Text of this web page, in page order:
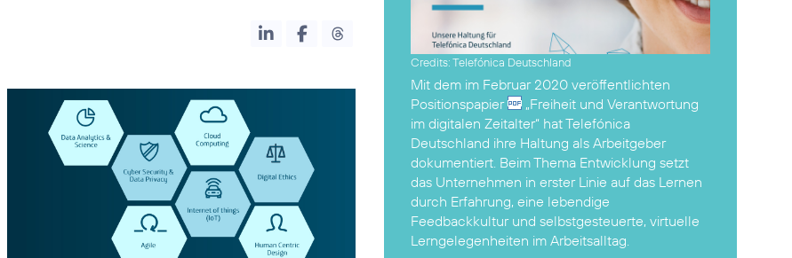
Credits: Telefónica Deutschland
Mit dem im Februar 2020 veröffentlichten
Positionspapier
„Freiheit und Verantwortung
im digitalen Zeitalter“ hat Telefónica
Deutschland ihre Haltung als Arbeitgeber
dokumentiert. Beim Thema Entwicklung setzt
das Unternehmen in erster Linie auf das Lernen
durch Erfahrung, eine lebendige
Feedbackkultur und selbstgesteuerte, virtuelle
Lerngelegenheiten im Arbeitsalltag.